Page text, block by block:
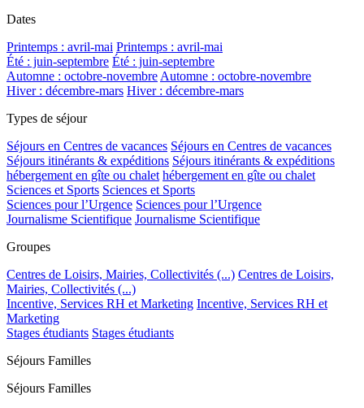
Dates
Printemps : avril-mai Printemps : avril-mai
Été : juin-septembre Été : juin-septembre
Automne : octobre-novembreAutomne : octobre-novembre
Hiver : décembre-mars Hiver : décembre-mars
Types de séjour
Séjours en Centres de vacances Séjours en Centres de vacances
Séjours itinérants & expéditions Séjours itinérants & expéditions
hébergement en gîte ou chalet hébergement en gîte ou chalet
Sciences et Sports Sciences et Sports
Sciences pour l’Urgence Sciences pour l’Urgence
Journalisme Scientifique Journalisme Scientifique
Groupes
Centres de Loisirs, Mairies, Collectivités (...) Centres de Loisirs,
Mairies, Collectivités (...)
Incentive, Services RH et Marketing Incentive, Services RH et
Marketing
Stages étudiants Stages étudiants
Séjours Familles
Séjours Familles